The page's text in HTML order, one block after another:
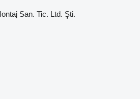
San. Tic. Ltd. Şti.